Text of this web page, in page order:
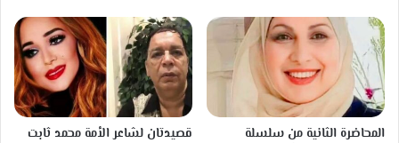
المحاضرة الثانية من سلسلة
قصيدتان لشاعر الأمة محمد ثابت